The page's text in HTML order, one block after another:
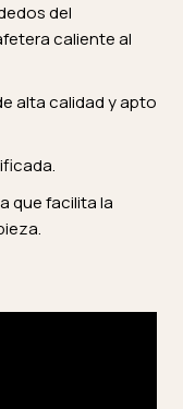
del
caliente al
alta calidad y apto
que facilita la